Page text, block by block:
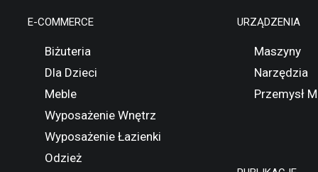
E-COMMERCE
Biżuteria
Dla Dzieci
Meble
Wyposażenie Wnętrz
Wyposażenie Łazienki
Odzież
URZĄDZENIA
Maszyny
Narzędzia
Przemysł